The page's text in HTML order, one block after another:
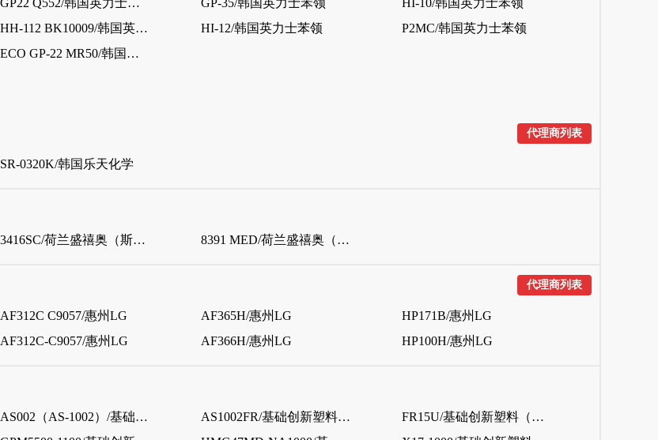
GP22 Q552/韩国英力士苯领 GP-35/韩国英力士苯领
HI-10/韩国英力士苯领
HH-112 BK10009/韩国英力士苯领 HI-12/韩国英力士苯领
P2MC/韩国英力士苯领
ECO GP-22 MR50/韩国英力士苯领
代理商列表
SR-0320K/韩国乐天化学
3416SC/荷兰盛禧奥（斯泰隆） 8391 MED/荷兰盛禧奥（斯泰隆）
代理商列表
AF312C C9057/惠州LG AF365H/惠州LG
HP171B/惠州LG
AF312C-C9057/惠州LG AF366H/惠州LG HP100H/惠州LG
AS002（AS-1002）/基础创新塑料（美国） AS1002FR/基础创新塑料（美国）
FR15U/基础创新塑料（美国）